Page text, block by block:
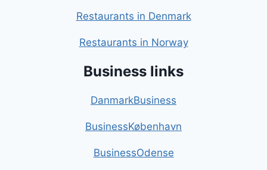
Restaurants in Denmark
Restaurants in Norway
Business links
DanmarkBusiness
BusinessKøbenhavn
BusinessOdense